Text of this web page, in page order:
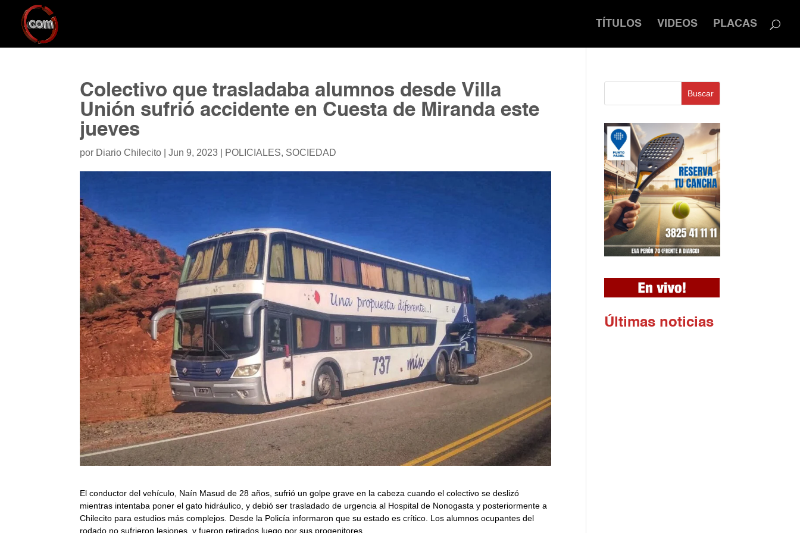
TÍTULOS VIDEOS PLACAS
Colectivo que trasladaba alumnos desde Villa
Unión sufrió accidente en Cuesta de Miranda este
jueves
por Diario Chilecito |Jun 9, 2023 POLICIALES, SOCIEDAD
El conductor del vehículo, Naín Masud de 28 años, sufrió un golpe grave en la cabeza cuando el colectivo se deslizó
mientras intentaba poner el gato hidráulico, y debió ser trasladado de urgencia al Hospital de Nonogasta y posteriormente a
Chilecito para estudios más complejos. Desde la Policía informaron que su estado es crítico. Los alumnos ocupantes del
rodado no sufrieron lesiones, y fueron retirados luego por sus progenitores.
Buscar
Ú ltimas noticias